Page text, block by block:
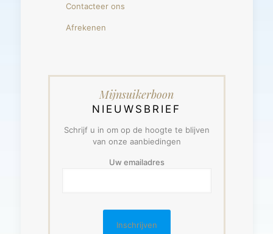
Contacteer ons
Afrekenen
Mijnsuikerboon
NIEUWSBRIEF
Schrijf u in om op de hoogte te blijven
van onze aanbiedingen
Uw emailadres